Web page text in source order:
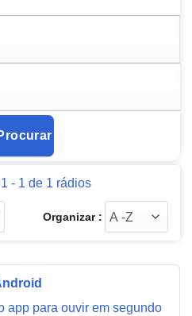
- 1 de 1 rádios
Organizar :
app para ouvir em segundo